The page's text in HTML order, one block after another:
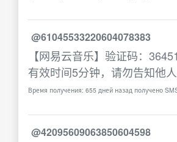
@61045533220604078383
【网易云音乐】验证码：
有效时间5分钟，请勿告知他人
Время получения: 655 дней назад получено
@42095609063850604598